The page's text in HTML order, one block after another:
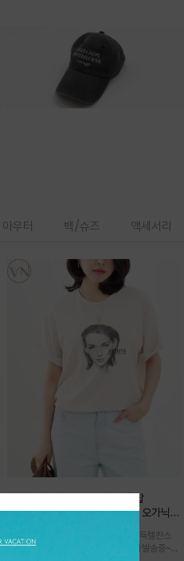
베라노바 어반 우먼 강연 코튼탑
(2color) *한여름 내내 입는 오가닉
워크 (Line Work) & 스케치/감각적
인 아트워크 프린트가 시선을 끄는 루즈
md강력추천 2026 신상품 ★대박 득템찬스
~~ 주.문.대.폭.주 - 전컬러 인기~순차발송중~★
아우터 백/슈즈 액세서리